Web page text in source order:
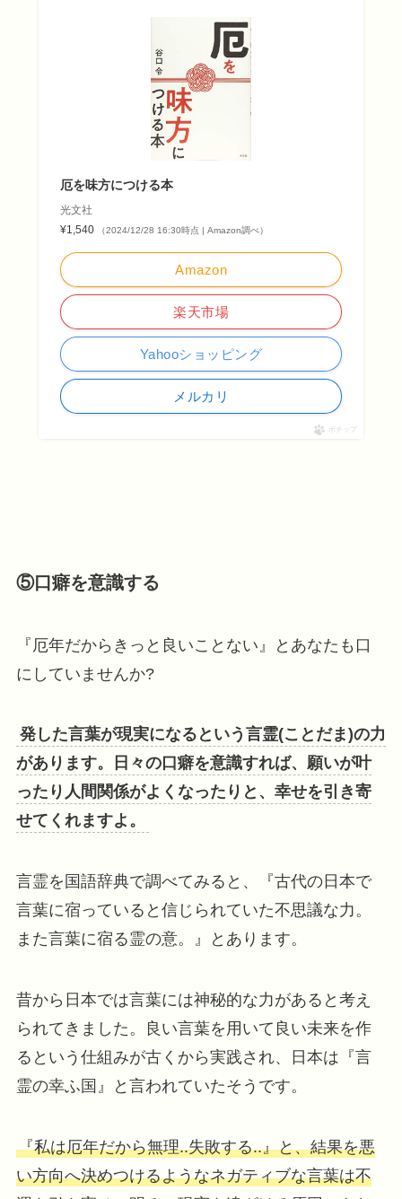
厄を味方につける本
光文社
¥1,540
（2024/12/28 16:30時点 | Amazon調べ）
Amazon
楽天市場
Yahooショッピング
メルカリ
ポチップ
⑤口癖を意識する
『厄年だからきっと良いことない』とあなたも口
にしていませんか?
発した言葉が現実になるという言霊(ことだま)の力
があります。日々の口癖を意識すれば、願いが叶
ったり人間関係がよくなったりと、幸せを引き寄
せてくれますよ。
言霊を国語辞典で調べてみると、『古代の日本で
言葉に宿っていると信じられていた不思議な力。
また言葉に宿る霊の意。』とあります。
昔から日本では言葉には神秘的な力があると考え
られてきました。良い言葉を用いて良い未来を作
るという仕組みが古くから実践され、日本は『言
霊の幸ふ国』と言われていたそうです。
『私は厄年だから無理..失敗する..』と、結果を悪
い方向へ決めつけるようなネガティブな言葉は不